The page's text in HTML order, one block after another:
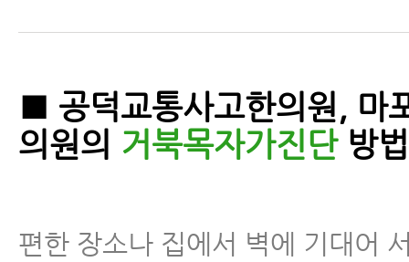
■ 공덕교통사고한의원, 마
의원의 거북목자가진단방법
편한 장소나 집에서 벽에 기대어